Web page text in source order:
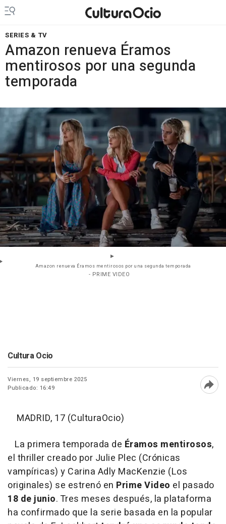
SERIES & TV
Amazon renueva Éramos
mentirosos por una segunda
temporada
Amazon renueva Éramos mentirosos por una segunda temporada
- PRIME VIDEO
Cultura Ocio
Viernes, 19 septiembre 2025
Publicado: 16:49
MADRID, 17 (CulturaOcio)
La primera temporada de Éramos mentirosos,
el thriller creado por Julie Plec (Crónicas
vampíricas) y Carina Adly MacKenzie (Los
originales) se estrenó en Prime Video el pasado
18 de junio. Tres meses después, la plataforma
ha confirmado que la serie basada en la popular